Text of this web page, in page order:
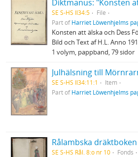
SE S-HS Il34:5
File
Part ofHarriet Löwenhjelms
Konsten att älska och Dess
Bild och Text af H.L. Anno
1 volym, pappband, 79 sidor
SE S-HS Il34:11:1
Item
Part ofHarriet Löwenhjelms
Rålambska dräktboken
SE S-HS Rål. 8:o nr 10 Fonds